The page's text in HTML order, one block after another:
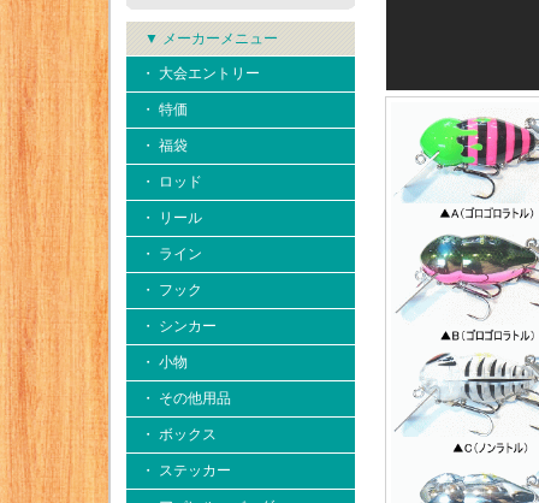
▼ メーカーメニュー
・ 大会エントリー
・ 特価
・ 福袋
・ ロッド
・ リール
・ ライン
・ フック
・ シンカー
・ 小物
・ その他用品
・ ボックス
・ ステッカー